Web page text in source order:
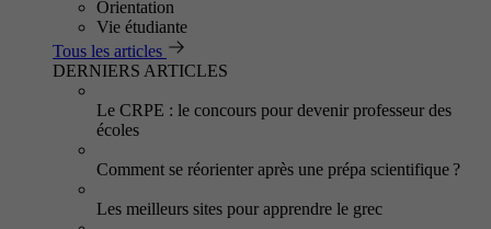
Orientation
Vie étudiante
Tous les articles
DERNIERS ARTICLES
Le CRPE : le concours pour devenir professeur des
écoles
Comment se réorienter après une prépa scientifique ?
Les meilleurs sites pour apprendre le grec